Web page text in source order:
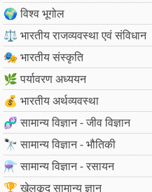
🌍 विश्व भूगोल
⚖️ भारतीय राजव्यवस्था एवं संविधान
🎭 भारतीय संस्कृति
🌿 पर्यावरण अध्ययन
💰 भारतीय अर्थव्यवस्था
🧬 सामान्य विज्ञान - जीव विज्ञान
🔭 सामान्य विज्ञान - भौतिकी
⚗️ सामान्य विज्ञान - रसायन
🏆 खेलकूद सामान्य ज्ञान